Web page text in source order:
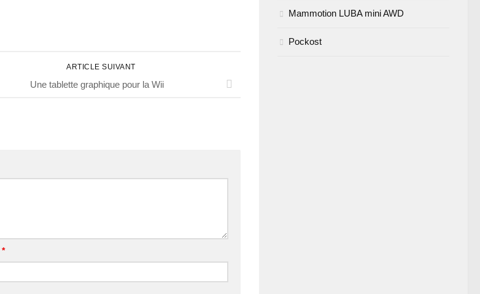
ARTICLE SUIVANT
Une tablette graphique pour la Wii
*
Mammotion LUBA mini AWD
Pockost